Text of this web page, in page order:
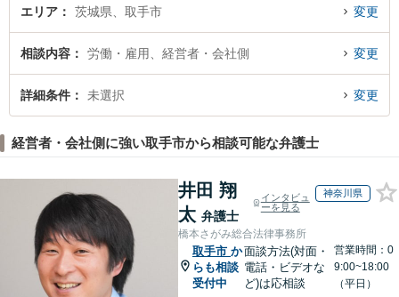
朗弁護士のプロフィール情報や弁護士費用、強みなどが注目されています。
くの弁護士を検索したい』『初回相談無料で会社側の労働トラブルを法律相談
できる取手市内の弁護士に相談予約したい』などでお困りの相談者さんにおす
すめです。
エリア 茨城県、取手市 変更
相談内容 労働・雇用、経営者・会社側 変更
詳細条件 未選択 変更
経営者・会社側に強い取手市から相談可能な弁護士
井田 翔
太 弁護士
インタビュ
ーを見る
神奈川県
橋本さがみ総合法律事務所
取手市 か
らも相談
受付中
面談方法(対面・
電話・ビデオな
ど)は応相談
営業時間：0
9:00~18:00
（平日）